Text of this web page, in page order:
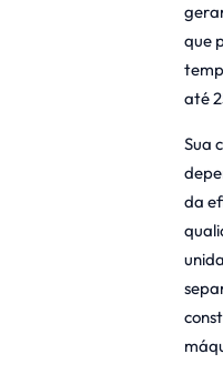
que
até
Sua
da